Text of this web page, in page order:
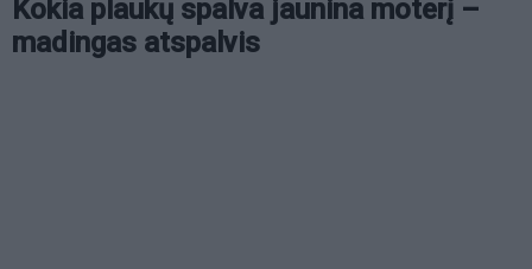
Kokia plaukų spalva jaunina moterį –
madingas atspalvis